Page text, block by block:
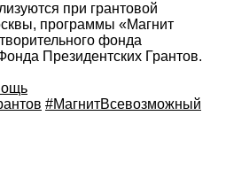
при грантовой
программы «Магнит
фонда
Президентских Грантов.
#МагнитВсевозможный